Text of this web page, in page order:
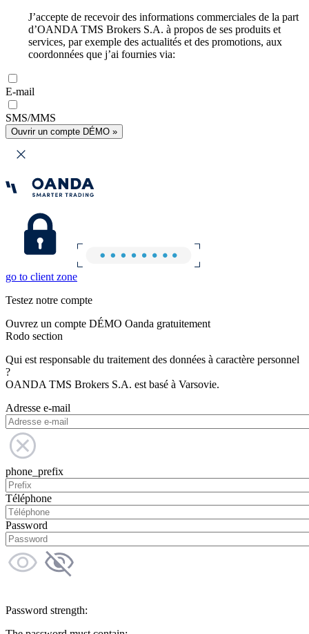
J’accepte de recevoir des informations commerciales de la part
d’OANDA TMS Brokers S.A. à propos de ses produits et
services, par exemple des actualités et des promotions, aux
coordonnées que j’ai fournies via:
E-mail
SMS/MMS
Ouvrir un compte DÉMO »
go to client zone
Testez notre compte
Ouvrez un compte DÉMO Oanda gratuitement
Rodo section
Qui est responsable du traitement des données à caractère personnel
?
OANDA TMS Brokers S.A. est basé à Varsovie.
Adresse e-mail
phone_prefix
Téléphone
Password
Password strength: